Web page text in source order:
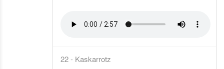
22 - Kaskarrotz